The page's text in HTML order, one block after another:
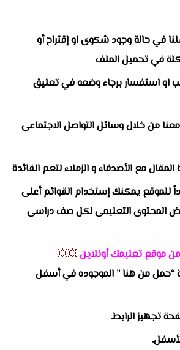
في حالة وجود شكوى او إقتراح أو
في تحميل الملف
او استفسار برجاء وضعه في تعليق
من خلال وسائل التواصل الاجتماعى
مع الأصدقاء و الزملاء لتعم الفائدة
للموقع يمكنك إستخدام القوائم أعلى
المحتوى التعليمى لكل صف دراسى
موقع تعليمك أونلاين💥💥
من هنا ” الموجوده في أسفل
تجهيز الرابط.